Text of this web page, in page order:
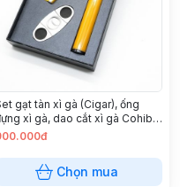
gạt tàn xì gà (Cigar), ống
xì gà, dao cắt xì gà Cohiba
vàng
Chọn mua